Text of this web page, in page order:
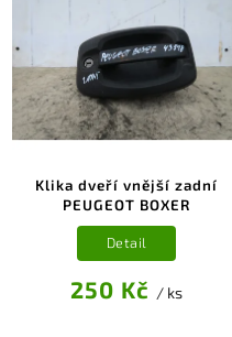
Klika dveří vnější zadní
PEUGEOT BOXER
250 Kč / ks
Detail